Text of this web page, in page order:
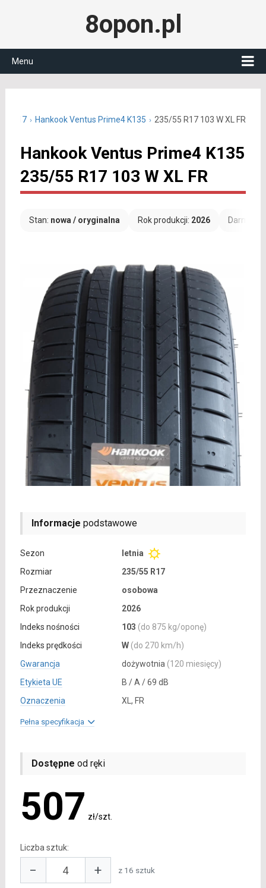
8opon.pl
Menu
R17 Hankook Ventus Prime4 K135 235/55 R17 103 W XL FR
Hankook Ventus Prime4 K135
235/55 R17 103 W XL FR
Stan: nowa / oryginalna Rok produkcji: 2026
Informacje podstawowe
Sezon
letnia
Rozmiar
235/55 R17
Przeznaczenie
osobowa
Rok produkcji
2026
Indeks nośności
103 (do 875 kg/oponę)
Indeks prędkości
W (do 270 km/h)
Gwarancja
dożywotnia (120 miesięcy)
Etykieta UE
B / A / 69 dB
Oznaczenia
XL, FR
Pełna specyfikacja
Dostępne od ręki
507 zł/szt.
Liczba sztuk:
− + z 16 sztuk